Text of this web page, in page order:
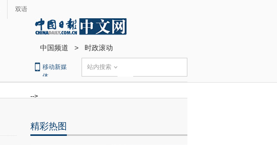
双语
中国频道 > 时政滚动
移动新媒
体
站内搜索
-->
精彩热图
最
热